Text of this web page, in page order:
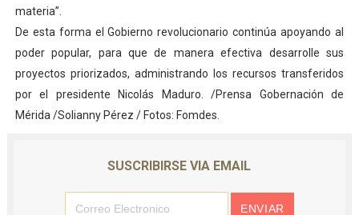
materia”.
De esta forma el Gobierno revolucionario continúa apoyando al
poder popular, para que de manera efectiva desarrolle sus
proyectos priorizados, administrando los recursos transferidos
por el presidente Nicolás Maduro. /Prensa Gobernación de
Mérida /Solianny Pérez / Fotos: Fomdes.
SUSCRIBIRSE VIA EMAIL